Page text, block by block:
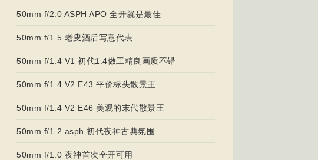
50mm f/2.0 ASPH APO 全开就是最佳
50mm f/1.5 老叟酒后写意代表
50mm f/1.4 V1 初代1.4做工精良画质不错
50mm f/1.4 V2 E43 平价标头散景王
50mm f/1.4 V2 E46 美观的末代散景王
50mm f/1.2 asph 初代夜神古典氛围
50mm f/1.0 夜神首次全开可用